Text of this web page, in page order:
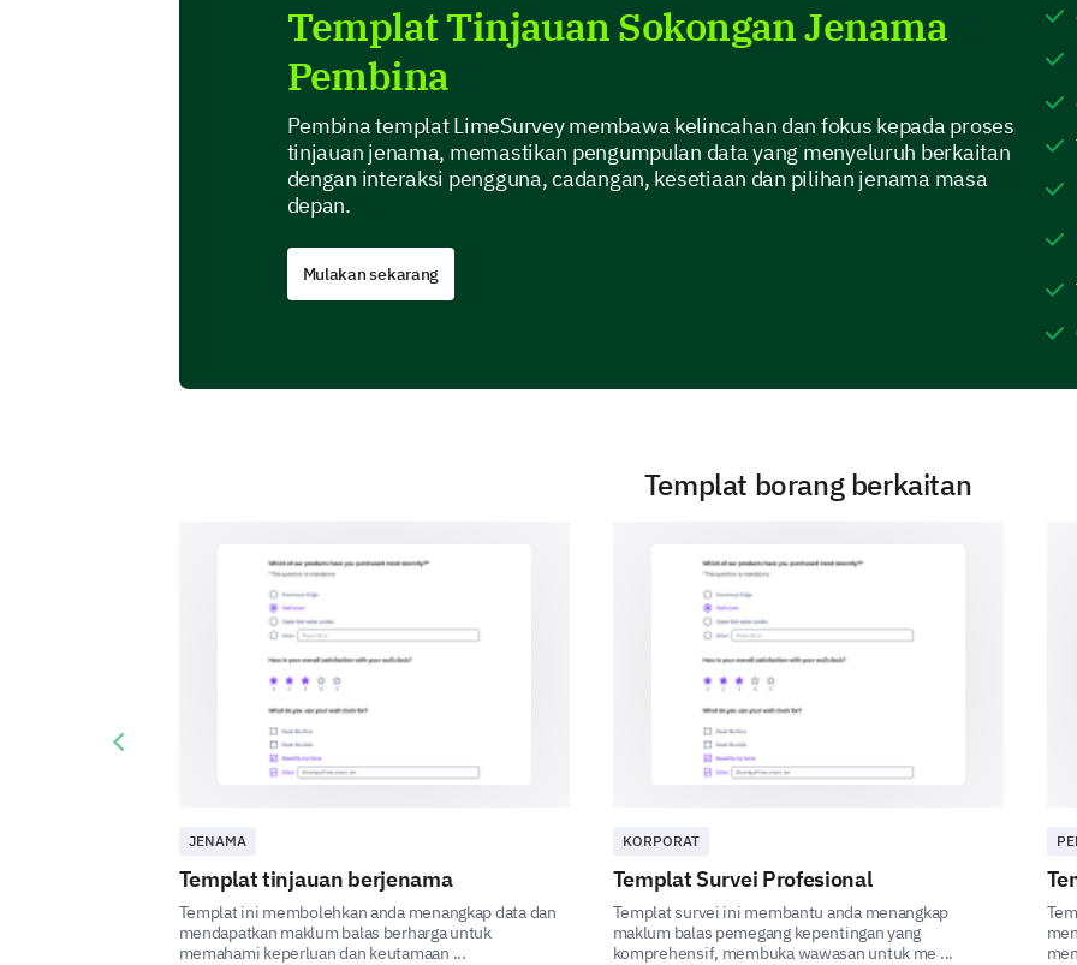
Could you please provide a rationale for
question?
Let's discuss your loyalty towards our brand and
Definitely would
Might or might not
Definitely would not
Can you please explain why you would or
previous question?
DIPERBUAT OLEH
Templat Tinjauan Sokongan Jenama
Pembina
Pembina templat LimeSurvey membawa kelincahan dan fokus kepada proses
tinjauan jenama, memastikan pengumpulan data yang menyeluruh berkaitan
dengan interaksi pengguna, cadangan, kesetiaan dan pilihan jenama masa
depan.
Mulakan sekarang
Templat borang berkaitan
JENAMA
Templat tinjauan berjenama
Templat ini membolehkan anda menangkap data dan
mendapatkan maklum balas berharga untuk
memahami keperluan dan keutamaan ...
KORPORAT
Templat Survei Profesional
Templat survei ini membantu anda menangkap
maklum balas pemegang kepentingan yang
komprehensif, membuka wawasan untuk me ...
Previous slide